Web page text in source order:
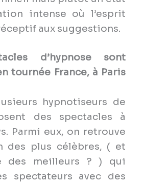
intense où l’esprit
aux suggestions.
d’hypnose sont
tournée France, à Paris
hypnotiseurs de
des spectacles à
Parmi eux, on retrouve
des plus célèbres, ( et
des meilleurs ? ) qui
spectateurs avec des